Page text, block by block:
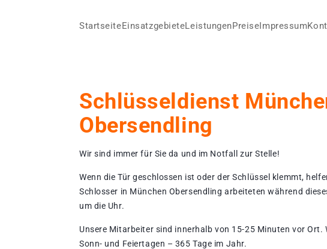
StartseiteEinsatzgebieteLeistungenPreiseImpressum
Schlüsseldienst
Obersendling
Wir sind immer für Sie da und im Notfall zur Stelle!
Wenn die Tür geschlossen ist oder der Schlüssel klemmt,
Schlosser in München Obersendling arbeiteten während
um die Uhr.
Unsere Mitarbeiter sind innerhalb von 15-25 Minuten vor Ort.
Sonn- und Feiertagen – 365 Tage im Jahr.